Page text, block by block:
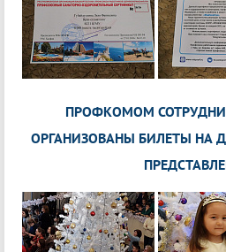
ПРОФКОМОМ
ОРГАНИЗОВАНЫ БИЛЕТЫ НА